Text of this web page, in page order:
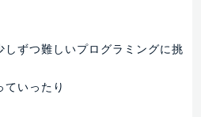
ずつ難しいプログラミングに挑
ていったり